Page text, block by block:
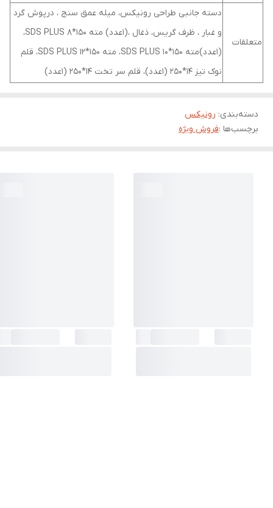
متعلقات
دسته جانبی طراحی رونیکس، میله عمق سنج ، درپوش گرد
و غبار ، ظرف گریس، ذغال ،(1عدد) مته SDS PLUS 8*150،
(1عدد)مته SDS PLUS 10*150، مته SDS PLUS 12*150، قلم
نوک تیز 14*250 (1عدد)، قلم سر تخت 14*250 (1عدد)
دسته‌بندی: رونیکس
برچسب‌ها :فروش ویژه